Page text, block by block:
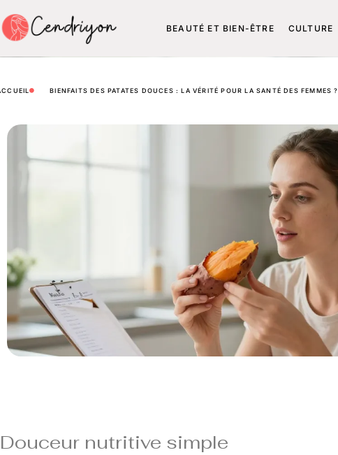
BEAUTÉ ET BIEN-ÊTRE CULTURE
BIENFAITS DES PATATES DOUCES : LA VÉRITÉ POUR LA SANTÉ DES FEMMES ?
Douceur nutritive simple